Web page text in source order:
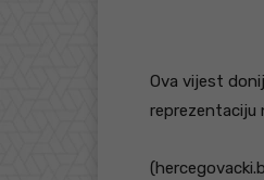
Ova vijest
reprezentaciju